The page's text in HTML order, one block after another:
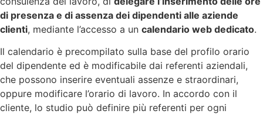
di presenza e di assenza dei dipendenti alle aziende
clienti, mediante l’accesso a un calendario web dedicato.
Il calendario è precompilato sulla base del profilo orario
del dipendente ed è modificabile dai referenti aziendali,
che possono inserire eventuali assenze e straordinari,
oppure modificare l’orario di lavoro. In accordo con il
cliente, lo studio può definire più referenti per ogni